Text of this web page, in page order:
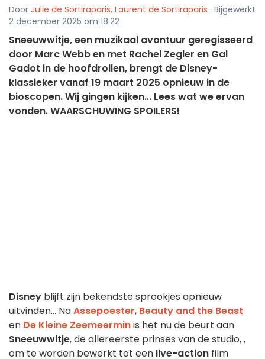
Door Julie de Sortiraparis, Laurent de Sortiraparis · Bijgewerkt
2 december 2025 om 18:22
Sneeuwwitje, een muzikaal avontuur geregisseerd
door Marc Webb en met Rachel Zegler en Gal
Gadot in de hoofdrollen, brengt de Disney-
klassieker vanaf 19 maart 2025 opnieuw in de
bioscopen. Wij gingen kijken... Lees wat we ervan
vonden. WAARSCHUWING SPOILERS!
Disney blijft zijn bekendste sprookjes opnieuw
uitvinden... NaAssepoester, Beauty and the Beast
en De Kleine Zeemeerminis het nu de beurt aan
Sneeuwwitje, de allereerste prinses van de studio,,
om te worden bewerkt tot een live-action film